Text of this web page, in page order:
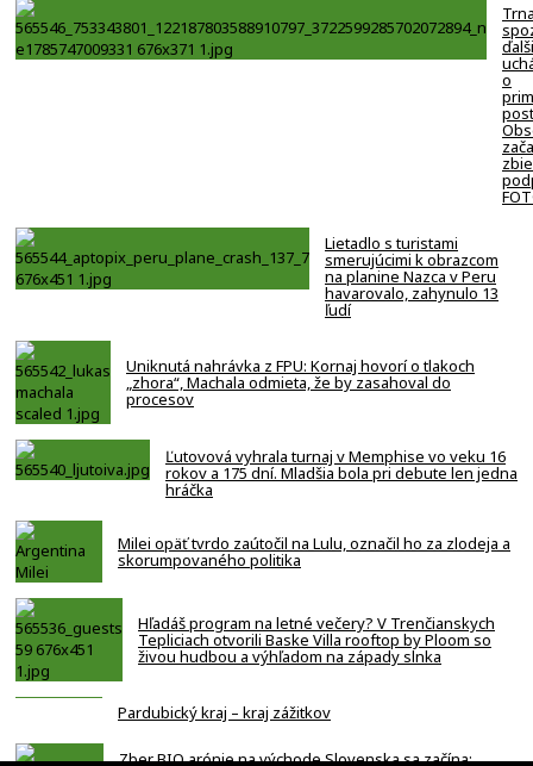
o
Lietadlo s turistami
smerujúcimi k obrazcom
na planine Nazca v Peru
havarovalo, zahynulo 13
ľudí
Uniknutá nahrávka z FPU: Kornaj hovorí o tlakoch
„zhora“, Machala odmieta, že by zasahoval do
procesov
Ľutovová vyhrala turnaj v Memphise vo veku 16
rokov a 175 dní. Mladšia bola pri debute len jedna
hráčka
Milei opäť tvrdo zaútočil na Lulu, označil ho za zlodeja a
skorumpovaného politika
Hľadáš program na letné večery? V Trenčianskych
Tepliciach otvorili Baske Villa rooftop by Ploom so
živou hudbou a výhľadom na západy slnka
Pardubický kraj – kraj zážitkov
Zber BIO arónie na východe Slovenska sa začína: